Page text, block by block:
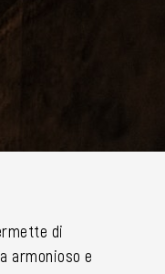
di
armonioso e